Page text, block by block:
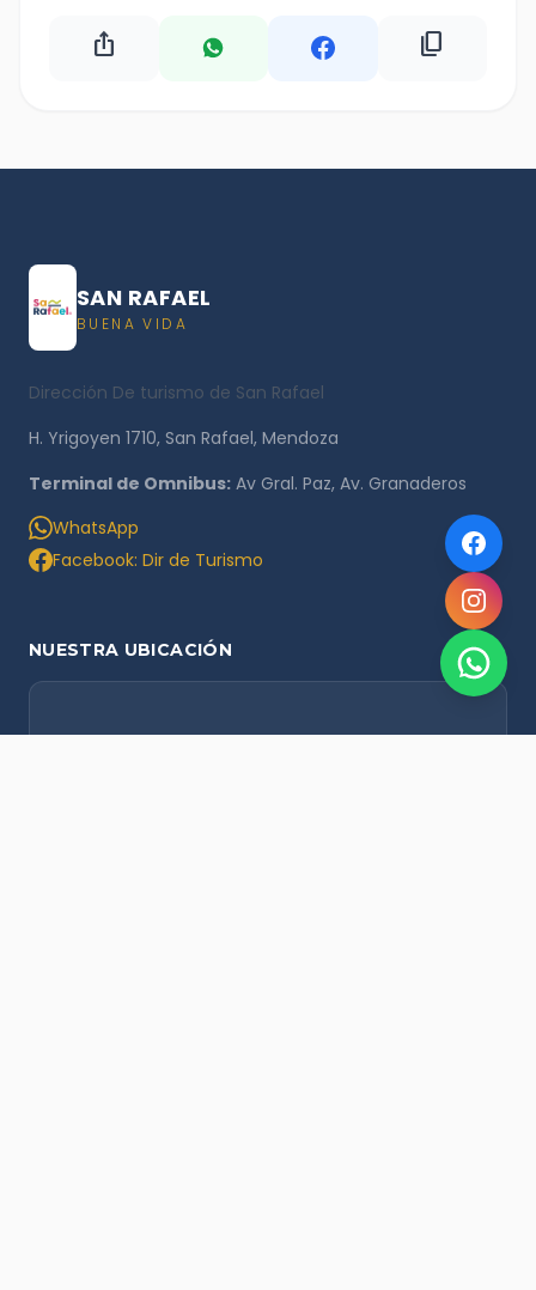
ios_share content_copy
SAN RAFAEL
BUENA VIDA
Dirección De turismo de San Rafael
H. Yrigoyen 1710, San Rafael, Mendoza
Terminal de Omnibus: Av Gral. Paz, Av. Granaderos
WhatsApp
Facebook: Dir de Turismo
NUESTRA UBICACIÓN